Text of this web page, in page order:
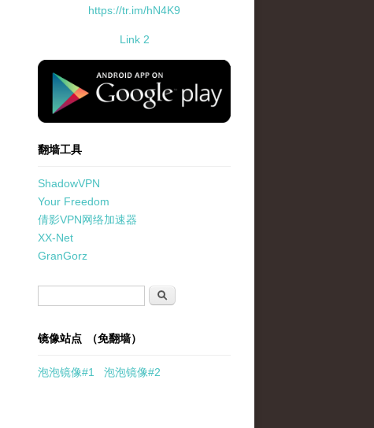
https://tr.im/hN4K9
Link 2
standard-icon-googleplay-app-store.png
翻墙工具
ShadowVPN
Your Freedom
倩影VPN网络加速器
XX-Net
GranGorz
搜索
镜像站点 （免翻墙）
泡泡镜像#1 泡泡镜像#2